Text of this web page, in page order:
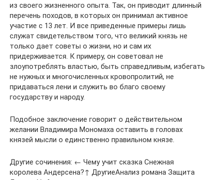
из своего жизненного опыта. Так, он приводит длинный
перечень походов, в которых он принимал активное
участие с 13 лет. И все приведенные примеры лишь
служат свидетельством того, что великий князь не
только дает советы о жизни, но и сам их
придерживается. К примеру, он советовал не
злоупотреблять властью, быть справедливым, избегать
не нужных и многочисленных кровопролитий, не
придаваться лени и служить во благо своему
государству и народу.
Подобное заключение говорит о действительном
желании Владимира Мономаха оставить в головах
князей мысли о единственно правильном князе.
Другие сочинения: ← Чему учит сказка Снежная
королева Андерсена?↑ ДругиеАнализ романа Защита